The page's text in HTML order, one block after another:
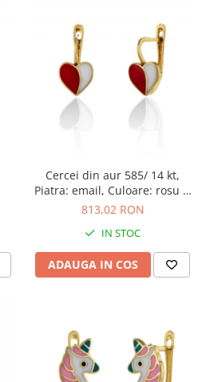
Cercei din aur 585/ 14 kt,
Piatra: email, Culoare: rosu si
alb
813,02 RON
IN STOC
ADAUGA IN COS